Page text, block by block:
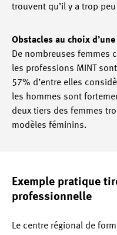
trouvent qu’il y a trop
Obstacles au choix
De nombreuses femmes
les professions MINT
57% d’entre elles
les hommes sont
deux tiers des femmes
modèles féminins.
Exemple pratique
professionnelle
Le centre régional de